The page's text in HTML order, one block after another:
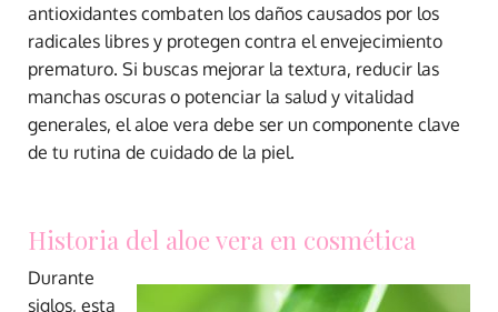
antioxidantes combaten los daños causados por los
radicales libres y protegen contra el envejecimiento
prematuro. Si buscas mejorar la textura, reducir las
manchas oscuras o potenciar la salud y vitalidad
generales, el aloe vera debe ser un componente clave
de tu rutina de cuidado de la piel.
Historia del aloe vera en cosmética
Durante
siglos, esta